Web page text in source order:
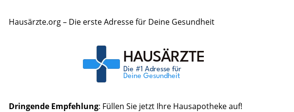
Hausärzte.org – Die erste Adresse für Deine Gesundheit
Dringende Empfehlung: Füllen Sie jetzt Ihre Hausapotheke auf!